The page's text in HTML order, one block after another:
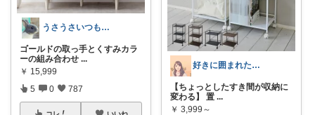
うさうさいつもご訪問ありがとうです🐰✨
ゴールドの取っ手とくすみカラ
ーの組み合わせ ...
￥ 15,999
5 0 787
コレ いいね
好きに囲まれた一人暮らしインテリア⸝⸝꙳
【ちょっとしたすき間が収納に
変わる】 置 ...
￥ 3,999～